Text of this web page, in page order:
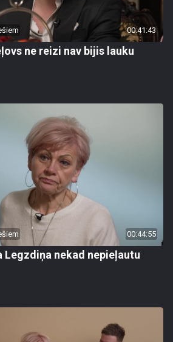
00:41:43
ne reizi nav bijis lauku
00:44:55
Legzdiņa nekad nepieļautu